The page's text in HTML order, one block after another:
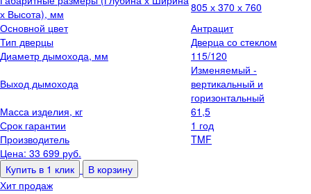
х Высота), мм
805 х 370 х 760
Основной цвет
Антрацит
Тип дверцы
Дверца со стеклом
Диаметр дымохода, мм
115/120
Выход дымохода
Изменяемый -
вертикальный и
горизонтальный
Масса изделия, кг
61,5
Срок гарантии
1 год
Производитель
TMF
Цена: 33 699 руб.
Купить в 1 клик
В корзину
Хит продаж